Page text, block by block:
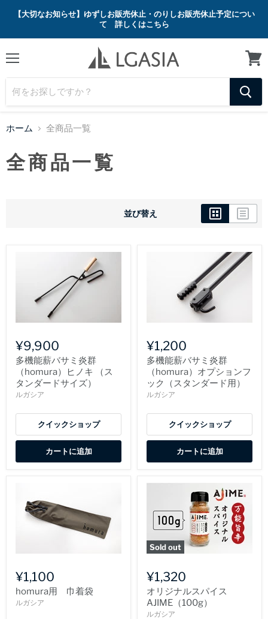
【大切なお知らせ】ゆずしお販売休止・のりしお販売休止予定につい
て 詳しくはこちら
ニ
ュ
ー
ー
ト
を
見
ホーム 全商品一覧
全商品一覧
並び替え
¥9,900
多機能薪バサミ炎群
（homura）ヒノキ （ス
タンダードサイズ）
ルガシア
クイックショップ
カートに追加
¥1,200
多機能薪バサミ炎群
（homura）オプションフ
ック（スタンダード用）
ルガシア
クイックショップ
カートに追加
¥1,100
homura用 巾着袋
ルガシア
Sold out
¥1,320
オリジナルスパイス
AJIME（100g）
ルガシア